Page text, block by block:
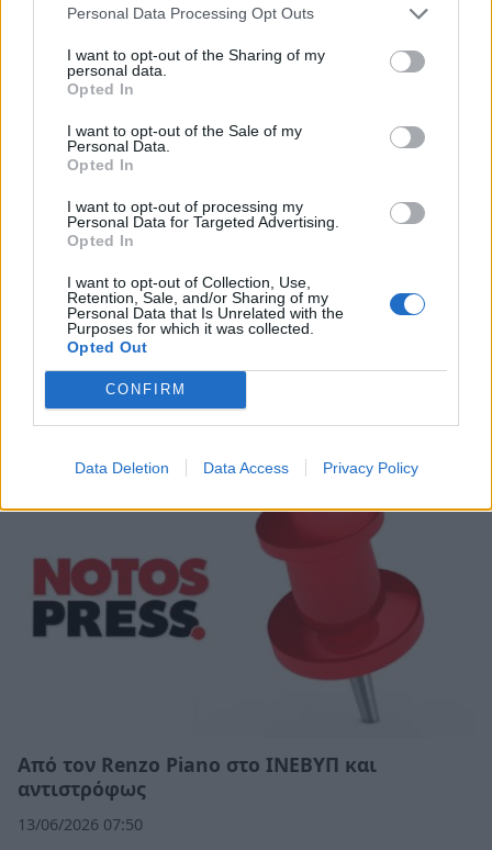
Personal Data Processing Opt Outs
I want to opt-out of the Sharing of my
personal data.
Opted In
I want to opt-out of the Sale of my
Personal Data.
Opted In
I want to opt-out of processing my
Personal Data for Targeted Advertising.
Opted In
I want to opt-out of Collection, Use,
Retention, Sale, and/or Sharing of my
Personal Data that Is Unrelated with the
Purposes for which it was collected.
Opted Out
CONFIRM
Data Deletion Data Access Privacy Policy
Η «think tank των πούρων»!
02/07/2026 08:55
Νέα Δημοκρατία. Το ίδιο λάθος…
24/06/2026 11:45
Από τον Renzo Piano στο ΙΝΕΒΥΠ και
αντιστρόφως
13/06/2026 07:50